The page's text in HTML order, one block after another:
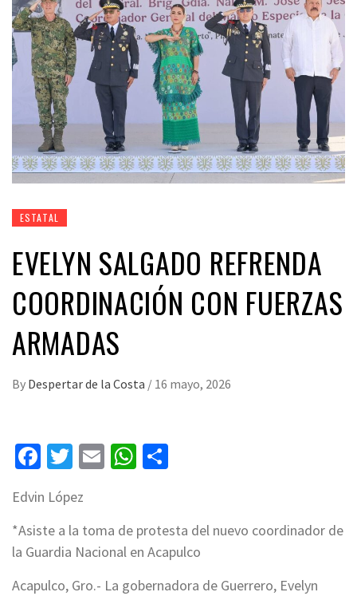
ESTATAL
EVELYN SALGADO REFRENDA
COORDINACIÓN CON FUERZAS
ARMADAS
By Despertar de la Costa / 16 mayo, 2026
Facebook
Twitter
EmailWhatsApp
Edvin López
*Asiste a la toma de protesta del nuevo coordinador de
la Guardia Nacional en Acapulco
Acapulco, Gro.- La gobernadora de Guerrero, Evelyn